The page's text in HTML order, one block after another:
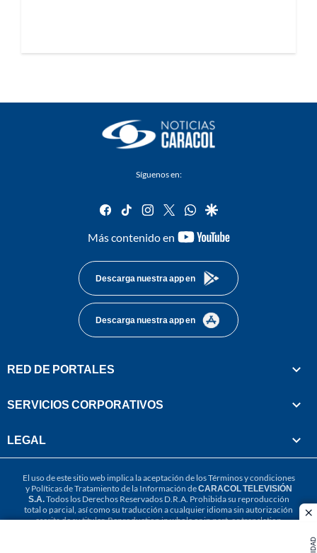
Síguenos en:
facebook
tiktok instagram
twitterwhatsapp
google
Más contenido en
youtube-
Descarga nuestra app en
Descarga nuestra app en
RED DE PORTALES
SERVICIOS CORPORATIVOS
LEGAL
El uso de este sitio web implica la aceptación de losTérminos y condiciones
y Políticas de Tratamiento de la Información deCARACOL TELEVISIÓN
S.A.Todos los Derechos Reservados D.R.A. Prohibida su reproducción
total o parcial, así como su traducción a cualquier idioma sin autorización
escrita de su titular. Reproduction in whole or in part, or translation